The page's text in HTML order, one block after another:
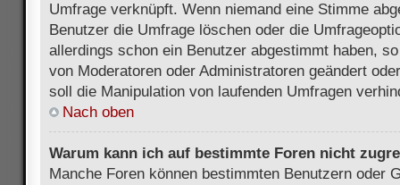
Umfrage verknüpft. Wenn niemand eine Stimme
Benutzer die Umfrage löschen oder die
allerdings schon ein Benutzer abgestimmt haben,
von Moderatoren oder Administratoren geändert
soll die Manipulation von laufenden Umfragen
Nach oben
Warum kann ich auf bestimmte Foren nicht
Manche Foren können bestimmten Benutzern oder